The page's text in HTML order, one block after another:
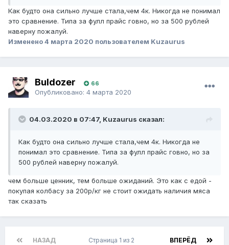
Как будто она сильно лучше стала,чем 4к. Никогда не понимал
это сравнение. Типа за фулл прайс говно, но за 500 рублей
наверну пожалуй.
Изменено4 марта 2020 пользователем Kuzaurus
Buldozer 66
Опубликовано: 4 марта 2020
04.03.2020 в 07:47, Kuzaurus сказал:
Как будто она сильно лучше стала,чем 4к. Никогда не
понимал это сравнение. Типа за фулл прайс говно, но за
500 рублей наверну пожалуй.
чем больше ценник, тем больше ожиданий. Это как с едой -
покупая колбасу за 200р/кг не стоит ожидать наличия мяса
так сказать
НАЗАД ВПЕРЁД
Страница 1 из 2